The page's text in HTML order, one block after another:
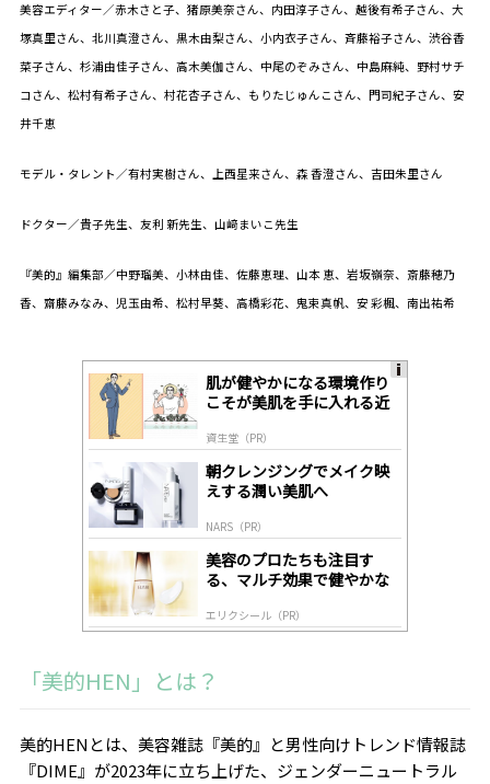
美容エディター／赤木さと子、猪原美奈さん、内田淳子さん、越後有希子さん、大
塚真里さん、北川真澄さん、黒木由梨さん、小内衣子さん、斉藤裕子さん、渋谷香
菜子さん、杉浦由佳子さん、高木美伽さん、中尾のぞみさん、中島麻純、野村サチ
コさん、松村有希子さん、村花杏子さん、もりたじゅんこさん、門司紀子さん、安
井千恵
モデル・タレント／有村実樹さん、上西星来さん、森 香澄さん、吉田朱里さん
ドクター／貴子先生、友利 新先生、山﨑まいこ先生
『美的』編集部／中野瑠美、小林由佳、佐藤恵理、山本 恵、岩坂嶺奈、斎藤穂乃
香、齋藤みなみ、児玉由希、松村早葵、高橋彩花、鬼束真帆、安 彩楓、南出祐希
肌が健やかになる環境作り
こそが美肌を手に入れる近
資生堂（PR）
朝クレンジングでメイク映
えする潤い美肌へ
NARS（PR）
美容のプロたちも注目す
る、マルチ効果で健やかな
エリクシール（PR）
「美的HEN」とは？
美的HENとは、美容雑誌『美的』と男性向けトレンド情報誌
『DIME』が2023年に立ち上げた、ジェンダーニュートラル